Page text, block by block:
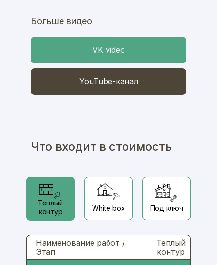
VK video
YouTube-канал
Больше видео
Что входит в стоимость
Теплый
контур
White box Под ключ
Наименование работ /
Этап
Теплый
контур